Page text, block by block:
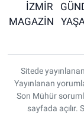
İZMİR
MAGAZİN
Sitede
Yayınlanan
Son Mühür
sayfada açılır.